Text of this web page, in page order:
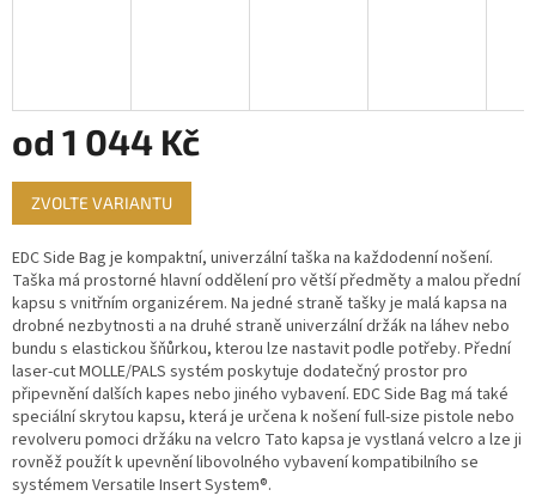
od 1 044 Kč
Měrná
cena:
ZVOLTE VARIANTU
EDC Side Bag je kompaktní, univerzální taška na každodenní nošení.
Taška má prostorné hlavní oddělení pro větší předměty a malou přední
kapsu s vnitřním organizérem. Na jedné straně tašky je malá kapsa na
drobné nezbytnosti a na druhé straně univerzální držák na láhev nebo
bundu s elastickou šňůrkou, kterou lze nastavit podle potřeby. Přední
laser-cut MOLLE/PALS systém poskytuje dodatečný prostor pro
připevnění dalších kapes nebo jiného vybavení. EDC Side Bag má také
speciální skrytou kapsu, která je určena k nošení full-size pistole nebo
revolveru pomoci držáku na velcro Tato kapsa je vystlaná velcro a lze ji
rovněž použít k upevnění libovolného vybavení kompatibilního se
systémem Versatile Insert System®.